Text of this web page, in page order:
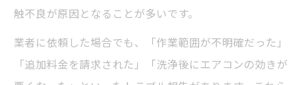
触不良が原因となることが多いです。
業者に依頼した場合でも、「作業範囲が不明確だった」
「追加料金を請求された」「洗浄後にエアコンの効きが